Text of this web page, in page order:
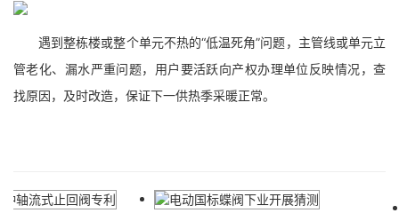
遇到整栋楼或整个单元不热的“低温死角”问题，主管线或单元立
管老化、漏水严重问题，用户要活跃向产权办理单位反映情况，查
找原因，及时改造，保证下一供热季采暖正常。